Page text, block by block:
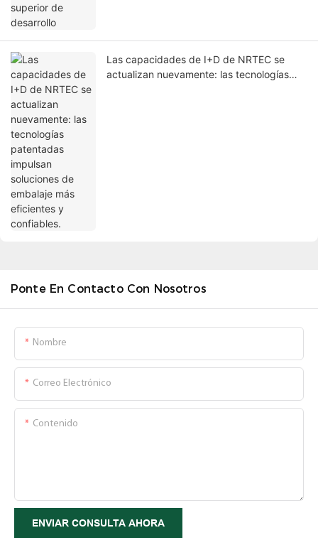
Las capacidades de I+D de NRTEC se
actualizan nuevamente: las tecnologías
Ponte En Contacto Con Nosotros
Nombre
Correo Electrónico
Contenido
ENVIAR CONSULTA AHORA